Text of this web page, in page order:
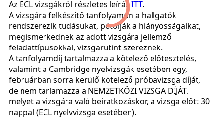
Az ECL vizsgákról részletes leírásITT.
A vizsgára felkészítő tanfolyamon a hallgatók
rendszerezik tudásukat, pótolják a hiányosságaikat,
megismerkednek az adott vizsgára jellemző
feladattípusokkal, vizsgarutint szereznek.
A tanfolyamdíj tartalmazza a kötelező előtesztelés,
valamint a Cambridge nyelvizsgák esetében egy,
februárban sorra kerülő kötelező próbavizsga díját,
de nem tarlamazza a NEMZETKÖZI VIZSGA DÍJÁT,
melyet a vizsgára való beiratkozáskor, a vizsga előtt 30
nappal (ECL nyelvvizsga esetében).